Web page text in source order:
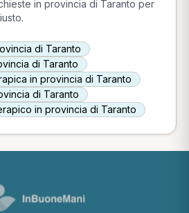
in provincia di Taranto per
di Taranto
di Taranto
in provincia di Taranto
di Taranto
in provincia di Taranto